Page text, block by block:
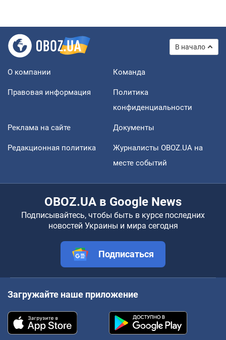
В начало
О компании Команда
Правовая информация
Политика
конфиденциальности
Реклама на сайте Документы
Редакционная политика
Журналисты OBOZ.UA на
месте событий
OBOZ.UA в Google News
Подписывайтесь, чтобы быть в курсе последних
новостей Украины и мира сегодня
Подписаться
Загружайте наше приложение